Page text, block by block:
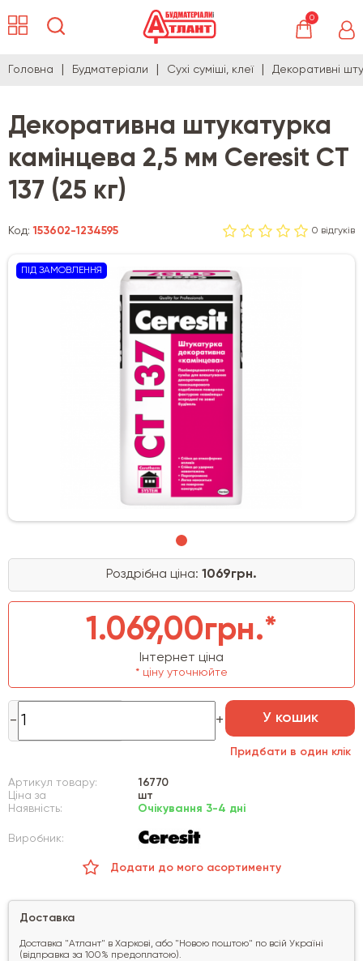
0
Головна Будматеріали Сухі суміші, клеї Декоративні
Декоративна штукатурка
камінцева 2,5 мм Ceresit CT
137 (25 кг)
Код:153602-1234595 0 відгуків
ПІД ЗАМОВЛЕННЯ
Роздрібна ціна: 1069грн.
1.069,00грн.*
Інтернет ціна
* ціну уточнюйте
У кошик
Придбати в один клік
Артикул товару:
16770
Ціна за
шт
Наявність:
Очікування 3-4 дні
Виробник:
Додати до мого асортименту
Доставка
Доставка "Атлант" в Харкові, або "Новою поштою" по всій Україні
(відправка за 100% предоплатою).